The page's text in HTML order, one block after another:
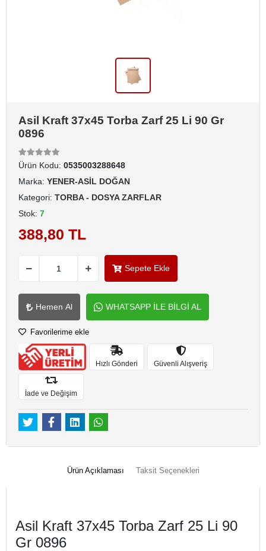
Asil Kraft 37x45 Torba Zarf 25 Li 90 Gr
0896
Ürün Kodu: 0535003288648
Marka: YENER-ASİL DOĞAN
Kategori: TORBA - DOSYA ZARFLAR
Stok: 7
388,80 TL
Sepete Ekle
Hemen Al WHATSAPP İLE BİLGİ AL
Favorilerime ekle
Hızlı Gönderi Güvenli Alışveriş
İade ve Değişim
Ürün Açıklaması Taksit Seçenekleri
Asil Kraft 37x45 Torba Zarf 25 Li 90
Gr 0896